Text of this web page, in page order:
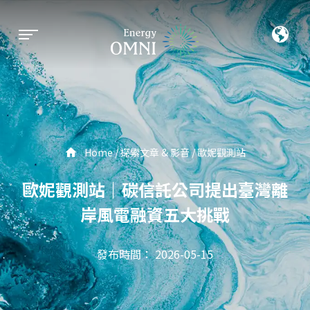
Home 探索文章 & 影音 歐妮觀測站
歐妮觀測站｜碳信託公司提出臺灣離
岸風電融資五大挑戰
發布時間： 2026-05-15